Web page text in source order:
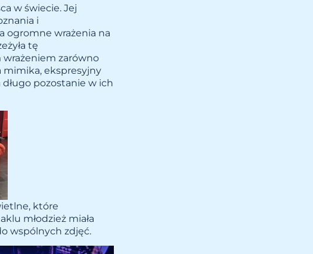
w świecie. Jej
i
ogromne wrażenia na
tę
zarówno
mimika, ekspresyjny
pozostanie w ich
które
młodzież miała
wspólnych zdjęć.